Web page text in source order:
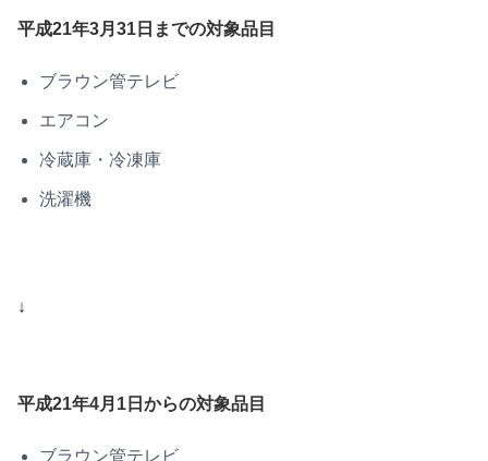
平成21年3月31日までの対象品目
ブラウン管テレビ
エアコン
冷蔵庫・冷凍庫
洗濯機
↓
平成21年4月1日からの対象品目
ブラウン管テレビ